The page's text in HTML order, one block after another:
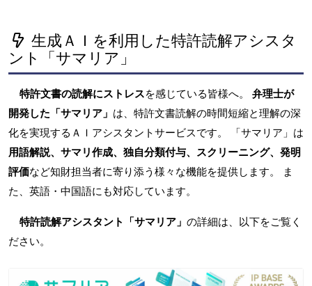
生成ＡＩを利用した特許読解アシスタ
ント「サマリア」
特許文書の読解にストレスを感じている皆様へ。 弁理士が
開発した「サマリア」 は、特許文書読解の時間短縮と理解の深
化を実現するＡＩアシスタントサービスです。 「サマリア」は
用語解説、サマリ作成、独自分類付与、スクリーニング、発明
評価など知財担当者に寄り添う様々な機能を提供します。 ま
た、英語・中国語にも対応しています。
特許読解アシスタント「サマリア」 の詳細は、以下をご覧く
ださい。